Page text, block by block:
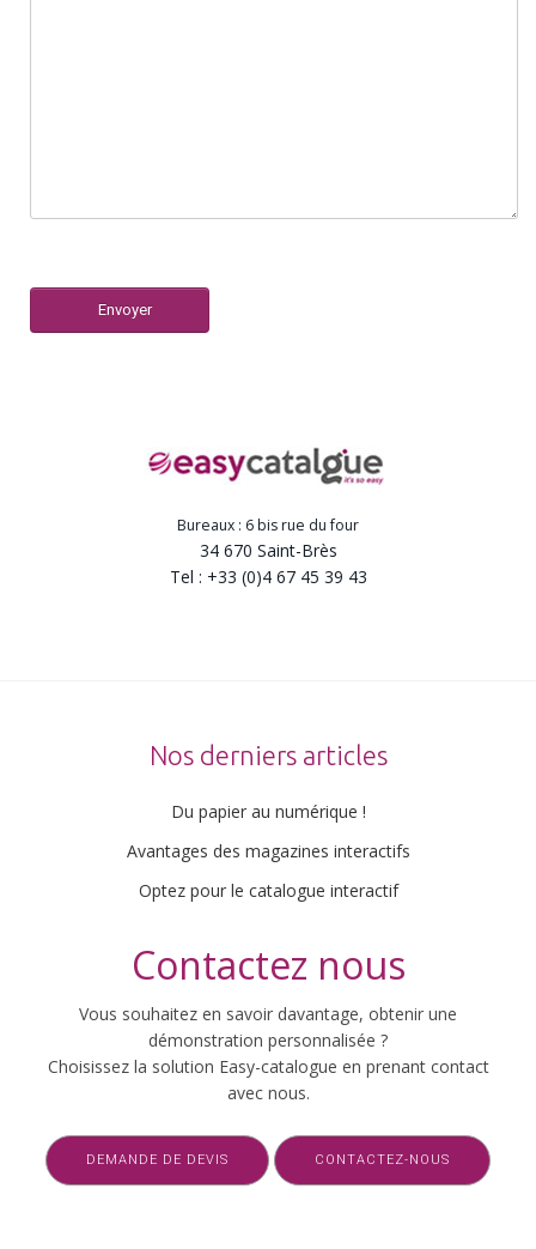
Envoyer
Bureaux : 6 bis rue du four
34 670 Saint-Brès
Tel : +33 (0)4 67 45 39 43
Nos derniers articles
Du papier au numérique !
Avantages des magazines interactifs
Optez pour le catalogue interactif
Contactez nous
Vous souhaitez en savoir davantage, obtenir une
démonstration personnalisée ?
Choisissez la solution Easy-catalogue en prenant contact
avec nous.
DEMANDE DE DEVIS CONTACTEZ-NOUS